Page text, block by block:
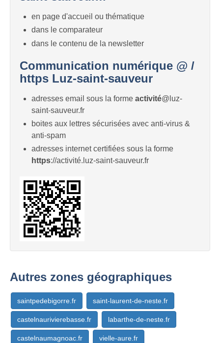
en page d'accueil ou thématique
dans le comparateur
dans le contenu de la newsletter
Communication numérique @ /
https Luz-saint-sauveur
adresses email sous la forme activité@luz-
saint-sauveur.fr
boites aux lettres sécurisées avec anti-virus &
anti-spam
adresses internet certifiées sous la forme
https://activité.luz-saint-sauveur.fr
Autres zones géographiques
saintpedebigorre.fr saint-laurent-de-neste.fr
castelnaurivierebasse.fr labarthe-de-neste.fr
castelnaumagnoac.fr vielle-aure.fr